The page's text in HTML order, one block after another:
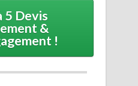
5 Devis
&
!